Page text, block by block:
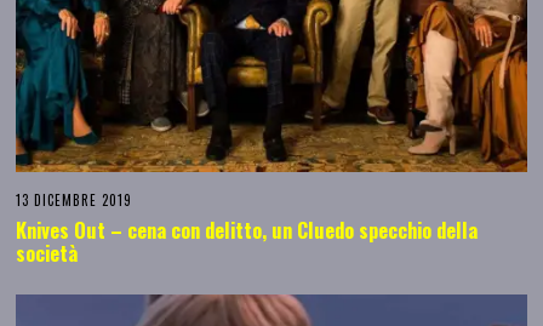
13 DICEMBRE 2019
Knives Out – cena con delitto, un Cluedo specchio della
società